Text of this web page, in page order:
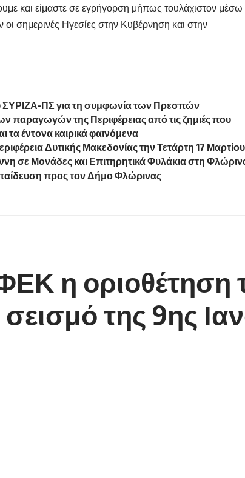
και είμαστε σε εγρήγορση μήπως τουλάχιστον μέσω
σημερινές Ηγεσίες στην Κυβέρνηση και στην
ΣΥΡΙΖΑ-ΠΣ για τη συμφωνία των Πρεσπών
της Περιφέρειας από τις ζημιές που
τα έντονα καιρικά φαινόμενα
Δυτικής Μακεδονίας την Τετάρτη 17 Μαρτίου
σε Μονάδες και Επιτηρητικά Φυλάκια στη
προς τον Δήμο Φλώρινας
η
της 9ης